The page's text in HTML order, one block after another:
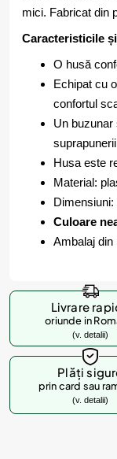
mici. Fabricat din
Caracteristicile
O husă
Echipat cu
confortul
Un buzunar
Husa este
Material:
Culoare
Ambalaj din
Livrare
oriunde in
(v. detalii)
Plăți
prin card sau
(v. detalii)